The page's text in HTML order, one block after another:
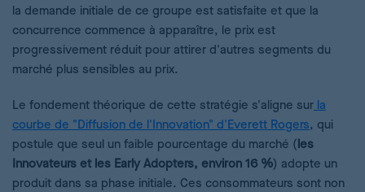
la demande initiale de ce groupe est satisfaite et que la
concurrence commence à apparaître, le prix est
progressivement réduit pour attirer d'autres segments du
marché plus sensibles au prix.
Le fondement théorique de cette stratégie s'aligne sur la
courbe de "Diffusion de l'Innovation" d'Everett Rogers, qui
postule que seul un faible pourcentage du marché (les
Innovateurs et les Early Adopters, environ 16 %) adopte un
produit dans sa phase initiale. Ces consommateurs sont non